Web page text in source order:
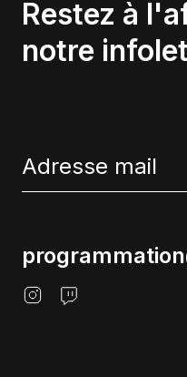
Restez à
notre